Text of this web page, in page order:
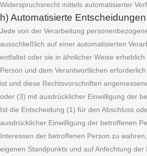
Widerspruchsrecht mittels automatisierter
h) Automatisierte
Jede von der Verarbeitung
ausschließlich auf einer automatisierten
entfaltet oder sie in ähnlicher Weise
Person und dem Verantwortlichen
ist und diese Rechtsvorschriften
oder (3) mit ausdrücklicher Einwilligung der
Ist die Entscheidung (1) für den Abschluss
ausdrücklicher Einwilligung der betroffenen
Interessen der betroffenen Person zu
eigenen Standpunkts und auf Anfechtung der